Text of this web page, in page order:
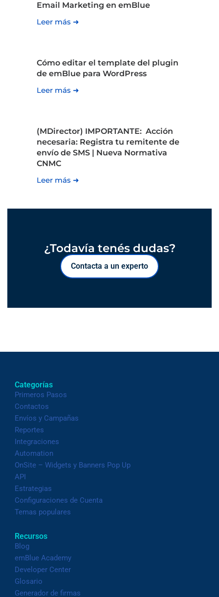
Email Marketing en emBlue
Leer más ➜
Cómo editar el template del plugin
de emBlue para WordPress
Leer más ➜
(MDirector) IMPORTANTE: Acción
necesaria: Registra tu remitente de
envío de SMS | Nueva Normativa
CNMC
Leer más ➜
¿Todavía tenés dudas?
Contacta a un experto
Categorías
Primeros Pasos
Contactos
Envíos y Campañas
Reportes
Integraciones
Automation
OnSite – Widgets y Banners Pop Up
API
Estrategias
Configuraciones de Cuenta
Temas populares
Recursos
Blog
emBlue Academy
Developer Center
Glosario
Generador de firmas